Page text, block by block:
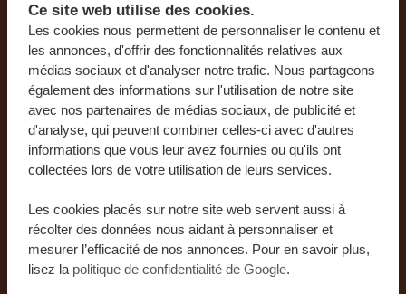
Ce site web utilise des cookies.
Les cookies nous permettent de personnaliser le contenu et
les annonces, d'offrir des fonctionnalités relatives aux
médias sociaux et d'analyser notre trafic. Nous partageons
également des informations sur l'utilisation de notre site
avec nos partenaires de médias sociaux, de publicité et
d'analyse, qui peuvent combiner celles-ci avec d'autres
informations que vous leur avez fournies ou qu'ils ont
collectées lors de votre utilisation de leurs services.
Les cookies placés sur notre site web servent aussi à
récolter des données nous aidant à personnaliser et
mesurer l’efficacité de nos annonces. Pour en savoir plus,
lisez la politique de confidentialité de Google.
Hébergement
SALINERO SERENGETI TENTED
LODGE